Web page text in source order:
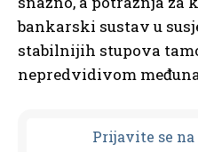
bankarski sustav u
stabilnijih stupova
nepredvidivom
Prijavite se